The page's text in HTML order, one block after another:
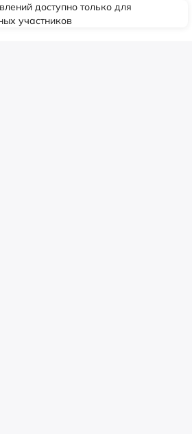
доступно только для
участников